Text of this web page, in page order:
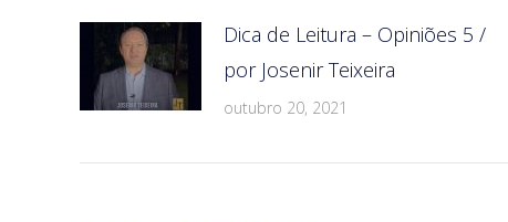
Dica de Leitura – Opiniões 5 /
por Josenir Teixeira
outubro 20, 2021